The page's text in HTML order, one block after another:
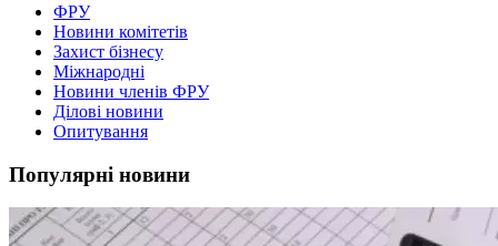
ФРУ
Новини комітетів
Захист бізнесу
Міжнародні
Новини членів ФРУ
Ділові новини
Опитування
Популярні новини